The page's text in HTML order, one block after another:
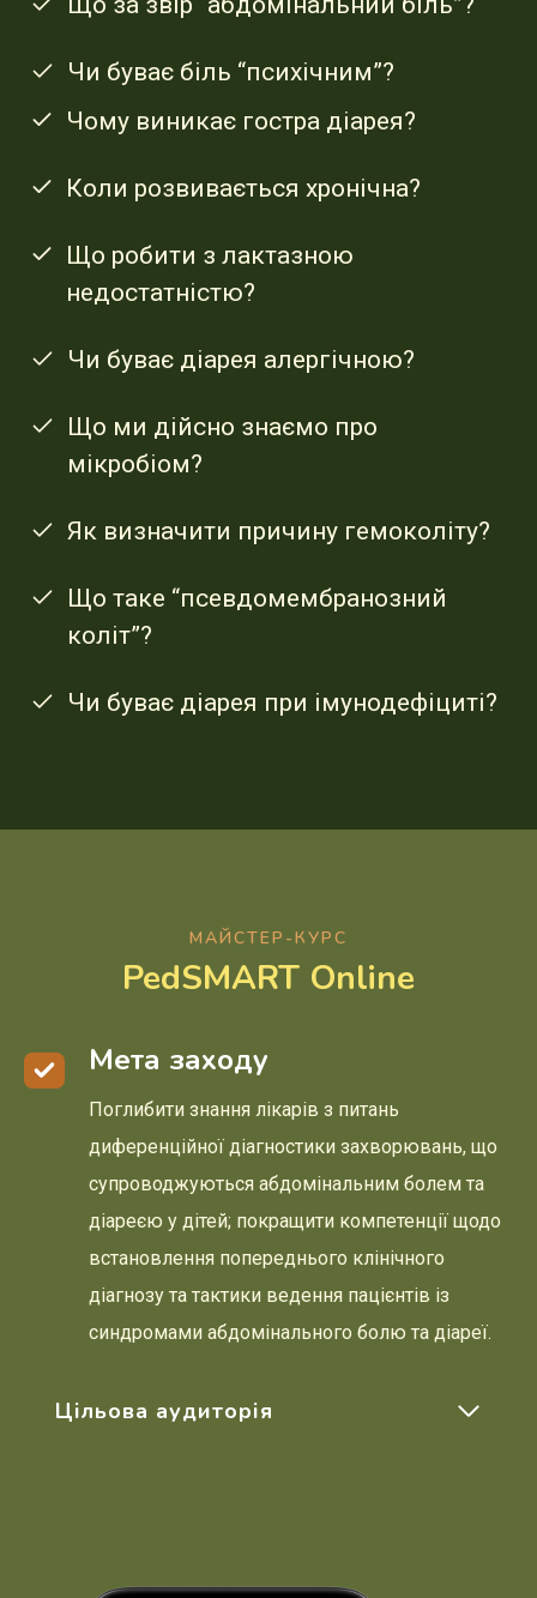
Чи буває біль “психічним”?
Чому виникає гостра діарея?
Коли розвивається хронічна?
Що робити з лактазною
недостатністю?
Чи буває діарея алергічною?
Що ми дійсно знаємо про
мікробіом?
Як визначити причину гемоколіту?
Що таке “псевдомембранозний
коліт”?
Чи буває діарея при імунодефіциті?
МАЙСТЕР-КУРС
PedSMART Online
Мета заходу
Поглибити знання лікарів з питань
диференційної діагностики захворювань, що
супроводжуються абдомінальним болем та
діареєю у дітей; покращити компетенції щодо
встановлення попереднього клінічного
діагнозу та тактики ведення пацієнтів із
синдромами абдомінального болю та діареї.
Цільова аудиторія